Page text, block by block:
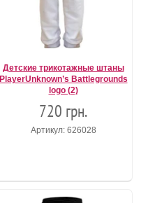
Детские трикотажные штаны
PlayerUnknown’s Battlegrounds
logo (2)
720 грн.
Артикул: 626028